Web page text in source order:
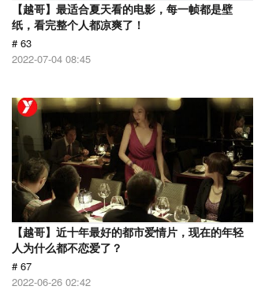
【越哥】最适合夏天看的电影，每一帧都是壁
纸，看完整个人都凉爽了！
# 63
2022-07-04 08:45
【越哥】近十年最好的都市爱情片，现在的年轻
人为什么都不恋爱了？
# 67
2022-06-26 02:42